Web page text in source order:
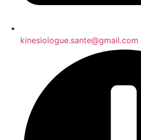
kinesiologue.sante@gmail.com